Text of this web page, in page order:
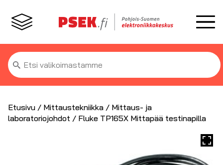
Etsi:
Etusivu / Mittaustekniikka / Mittaus- ja
laboratoriojohdot / Fluke TP165X Mittapää testinapilla